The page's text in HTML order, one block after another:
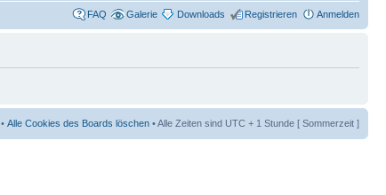
FAQ Galerie Downloads Registrieren Anmelden
• Alle Cookies des Boards löschen • Alle Zeiten sind UTC + 1 Stunde [ Sommerzeit ]